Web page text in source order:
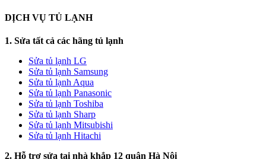
DỊCH VỤ TỦ LẠNH
1. Sửa tất cả các hãng tủ lạnh
Sửa tủ lạnh LG
Sửa tủ lạnh Samsung
Sửa tủ lạnh Aqua
Sửa tủ lạnh Panasonic
Sửa tủ lạnh Toshiba
Sửa tủ lạnh Sharp
Sửa tủ lạnh Mitsubishi
Sửa tủ lạnh Hitachi
2. Hỗ trợ sửa tại nhà khắp 12 quận Hà Nội